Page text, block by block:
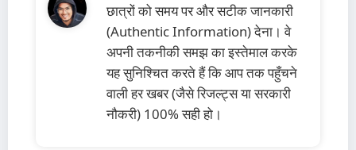
छात्रों को समय पर और सटीक जानकारी
(Authentic Information) देना। वे
अपनी तकनीकी समझ का इस्तेमाल करके
यह सुनिश्चित करते हैं कि आप तक पहुँचने
वाली हर खबर (जैसे रिजल्ट्स या सरकारी
नौकरी) 100% सही हो।